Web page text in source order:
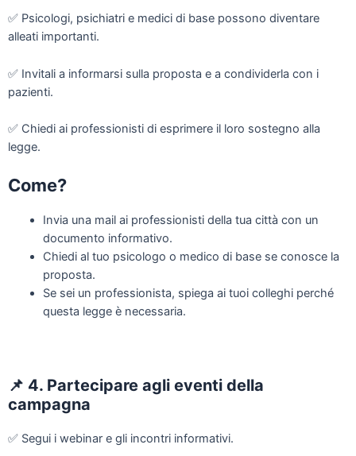
✅ Psicologi, psichiatri e medici di base possono diventare
alleati importanti.
✅ Invitali a informarsi sulla proposta e a condividerla con i
pazienti.
✅ Chiedi ai professionisti di esprimere il loro sostegno alla
legge.
Come?
Invia una mail ai professionisti della tua città con un
documento informativo.
Chiedi al tuo psicologo o medico di base se conosce la
proposta.
Se sei un professionista, spiega ai tuoi colleghi perché
questa legge è necessaria.
📌 4. Partecipare agli eventi della
campagna
✅ Segui i webinar e gli incontri informativi.